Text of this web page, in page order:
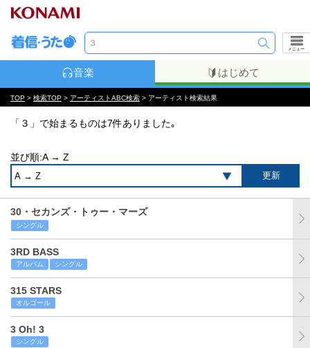
メニュー
音楽 はじめて
TOP > 検索TOP > アーティストABC検索 > アーティスト検索結果
「３」で始まるものは7件ありました｡
並び順:A → Z
30・セカンズ・トゥー・マーズ
シングル
3RD BASS
アルバム シングル
315 STARS
オルゴール
3 Oh! 3
シングル